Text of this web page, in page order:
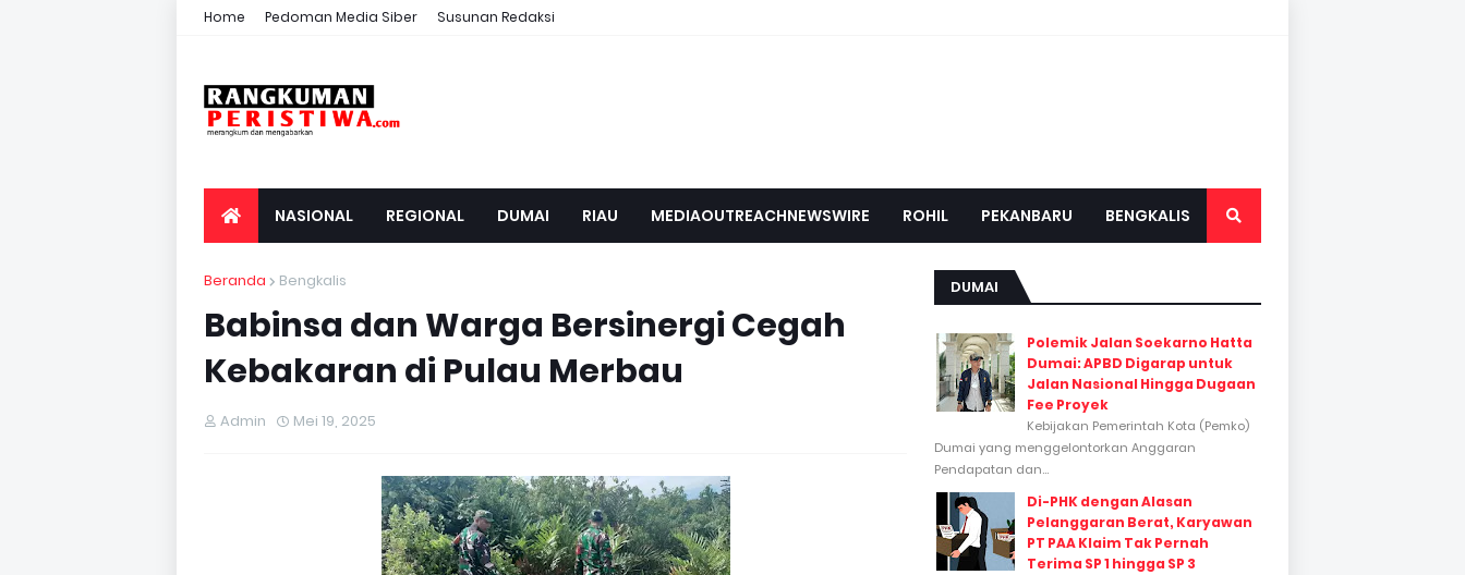
Home Pedoman Media Siber Susunan Redaksi
NASIONAL REGIONAL DUMAI RIAU MEDIAOUTREACHNEWSWIRE ROHIL PEKANBARU BENGKALIS
Beranda Bengkalis
Babinsa dan Warga Bersinergi Cegah
Kebakaran di Pulau Merbau
Admin Mei 19, 2025
DUMAI
Polemik Jalan Soekarno Hatta
Dumai: APBD Digarap untuk
Jalan Nasional Hingga Dugaan
Fee Proyek
Kebijakan Pemerintah Kota (Pemko)
Dumai yang menggelontorkan Anggaran
Pendapatan dan...
Di-PHK dengan Alasan
Pelanggaran Berat, Karyawan
PT PAA Klaim Tak Pernah
Terima SP 1 hingga SP 3